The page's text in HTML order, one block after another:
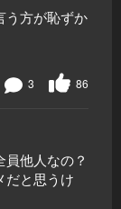
う方が恥ずか
86
3
他人なの？
だと思うけ